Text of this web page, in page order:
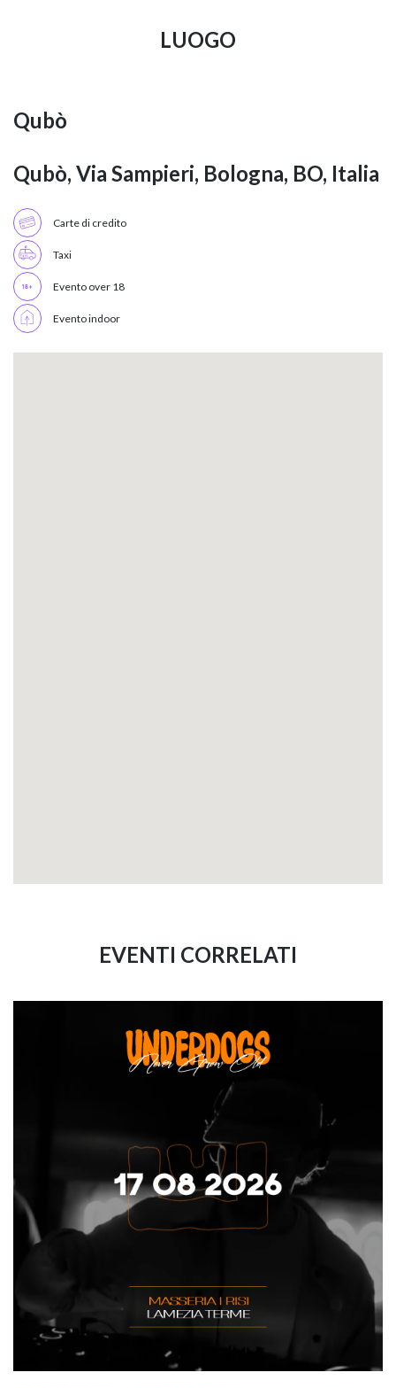
LUOGO
Qubò
Qubò, Via Sampieri, Bologna, BO, Italia
Carte di credito
Taxi
Evento over 18
Evento indoor
EVENTI CORRELATI